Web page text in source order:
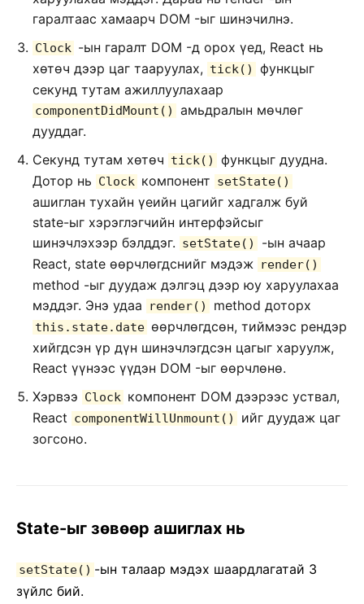
гаралтаас хамаарч DOM -ыг шинэчилнэ.
Clock -ын гаралт DOM -д орох үед, React нь
хѳтѳч дээр цаг тааруулах, tick()
функцыг
секунд тутам ажиллуулахаар
componentDidMount()
амьдралын мѳчлѳг
дууддаг.
Секунд тутам хѳтѳч tick()
функцыг дуудна.
Дотор нь Clock компонент setState()
ашиглан тухайн үеийн цагийг хадгалж буй
state-ыг хэрэглэгчийн интерфэйсыг
шинэчлэхээр бэлддэг. setState()
-ын ачаар
React, state ѳѳрчлѳгдснийг мэдэж render()
method -ыг дуудаж дэлгэц дээр юу харуулахаа
мэддэг. Энэ удаа
render() method доторх
this.state.date ѳѳрчлѳгдсѳн, тиймээс рендэр
хийгдсэн үр дүн шинэчлэгдсэн цагыг харуулж,
React үүнээс үүдэн DOM -ыг ѳѳрчлѳнѳ.
Хэрвээ Clock компонент DOM дээрээс уствал,
React componentWillUnmount()
ийг дуудаж цаг
зогсоно.
State-ыг зѳвѳѳр ашиглах нь
setState() -ын талаар мэдэх шаардлагатай 3
зүйлс бий.